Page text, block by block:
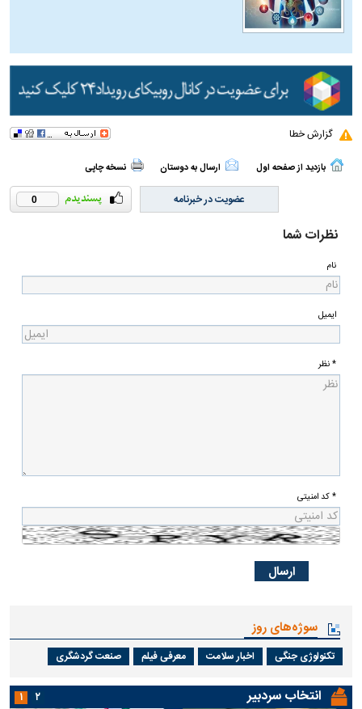
گزارش خطا
بازدید از صفحه اول ارسال به دوستان نسخه چاپی
0 عضویت در خبرنامه
نظرات شما
نام
ایمیل
* نظر
* کد امنیتی
سوژه‌های روز
تکنولوژی جنگی اخبار سلامت معرفی فیلم صنعت گردشگری
انتخاب سردبیر ۱ ۲